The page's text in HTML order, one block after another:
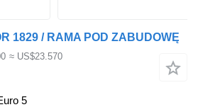
1829 / RAMA POD ZABUDOWĘ
≈ US$23.570
5